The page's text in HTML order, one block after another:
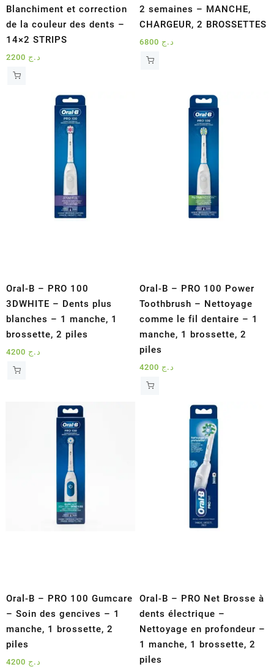
Blanchiment et correction
de la couleur des dents –
14×2 STRIPS
د.ج
2 semaines – MANCHE,
CHARGEUR, 2 BROSSETTES
د.ج
Oral-B – PRO 100
3DWHITE – Dents plus
blanches – 1 manche, 1
brossette, 2 piles
د.ج
Oral-B – PRO 100 Power
Toothbrush – Nettoyage
comme le fil dentaire – 1
manche, 1 brossette, 2
piles
د.ج
Oral-B – PRO 100 Gumcare
– Soin des gencives – 1
manche, 1 brossette, 2
piles
د.ج
Oral-B – PRO Net Brosse à
dents électrique –
Nettoyage en profondeur –
1 manche, 1 brossette, 2
piles